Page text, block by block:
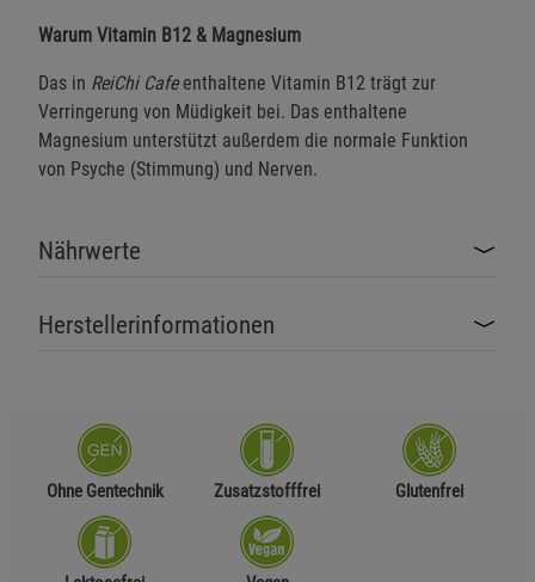
Warum Vitamin B12 & Magnesium
Das in ReiChi Cafeenthaltene Vitamin B12 trägt zur
Verringerung von Müdigkeit bei. Das enthaltene
Magnesium unterstützt außerdem die normale Funktion
von Psyche (Stimmung) und Nerven.
Nährwerte
Herstellerinformationen
Ohne Gentechnik Zusatzstofffrei Glutenfrei